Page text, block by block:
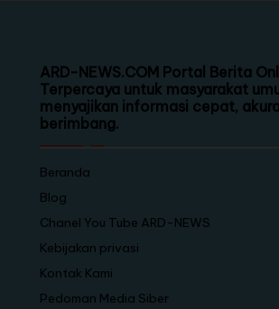
ARD-NEWS.COM Portal Berita
Terpercaya untuk masyarakat
menyajikan informasi cepat,
berimbang.
Beranda
Blog
Chanel You Tube ARD-NEWS
Kebijakan privasi
Kontak Kami
Pedoman Media Siber